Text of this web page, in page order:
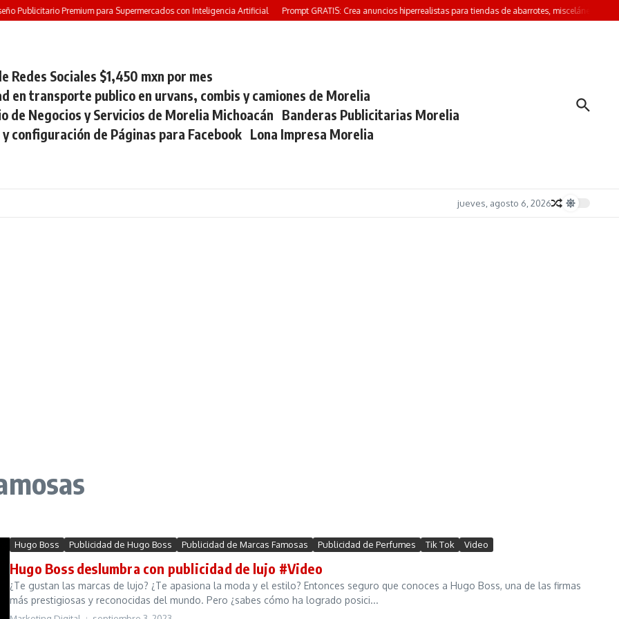
Publicitario Premium para Supermercados con Inteligencia Artificial Prompt GRATIS: Crea anuncios hiperrealistas para tiendas de abarrotes, misceláneas y
Redes Sociales $1,450 mxn por mes
en transporte publico en urvans, combis y camiones de Morelia
de Negocios y Servicios de Morelia Michoacán Banderas Publicitarias Morelia
configuración de Páginas para Facebook Lona Impresa Morelia
jueves, agosto 6, 2026
Hugo Boss Publicidad de Hugo Boss Publicidad de Marcas Famosas Publicidad de Perfumes Tik Tok Video
Hugo Boss deslumbra con publicidad de lujo #Video
¿Te gustan las marcas de lujo? ¿Te apasiona la moda y el estilo? Entonces seguro que conoces a Hugo Boss, una de las firmas
más prestigiosas y reconocidas del mundo. Pero ¿sabes cómo ha logrado posici...